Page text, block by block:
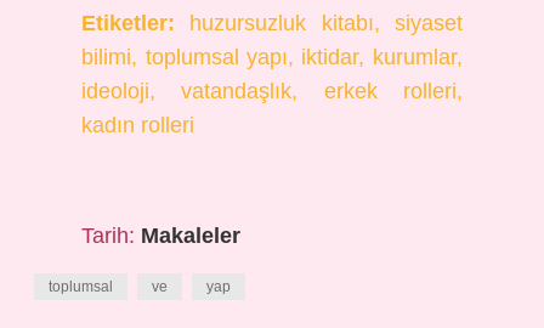
Etiketler: huzursuzluk kitabı, siyaset
bilimi, toplumsal yapı, iktidar, kurumlar,
ideoloji, vatandaşlık, erkek rolleri,
kadın rolleri
Tarih: Makaleler
toplumsal ve yap